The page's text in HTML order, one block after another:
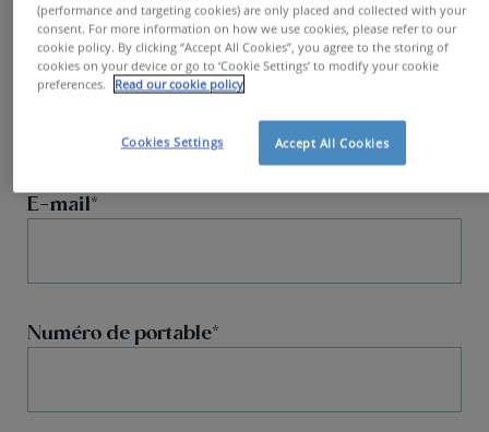
Nom
E-mail
Numéro de portable
(performance and targeting cookies) are only placed and collected with your
consent. For more information on how we use cookies, please refer to our
cookie policy. By clicking “Accept All Cookies”, you agree to the storing of
cookies on your device or go to ‘Cookie Settings’ to modify your cookie
preferences.
Read our cookie policy
Accept All Cookies
Cookies Settings